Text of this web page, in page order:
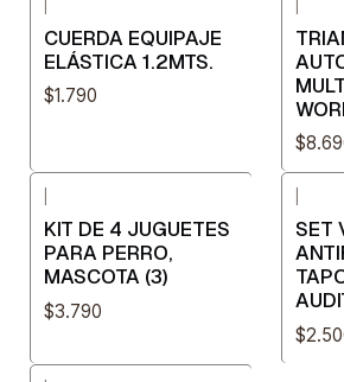
CUERDA EQUIPAJE
ELÁSTICA 1.2MTS.
$1.790
KIT DE 4 JUGUETES
PARA PERRO,
MASCOTA (3)
$3.790
SET